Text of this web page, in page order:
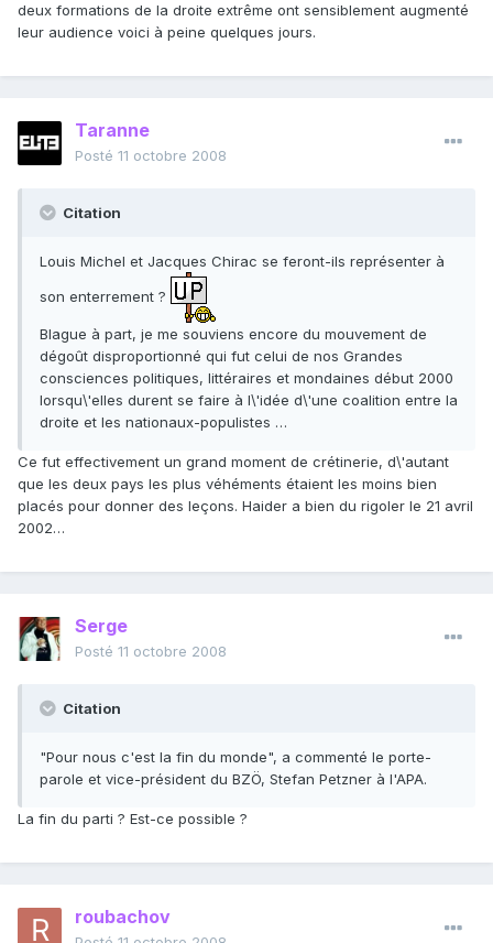
deux formations de la droite extrême ont sensiblement augmenté
leur audience voici à peine quelques jours.
Taranne
Posté 11 octobre 2008
Citation
Louis Michel et Jacques Chirac se feront-ils représenter à
son enterrement ?
Blague à part, je me souviens encore du mouvement de
dégoût disproportionné qui fut celui de nos Grandes
consciences politiques, littéraires et mondaines début 2000
lorsqu\'elles durent se faire à l\'idée d\'une coalition entre la
droite et les nationaux-populistes …
Ce fut effectivement un grand moment de crétinerie, d\'autant
que les deux pays les plus véhéments étaient les moins bien
placés pour donner des leçons. Haider a bien du rigoler le 21 avril
2002…
Serge
Posté 11 octobre 2008
Citation
"Pour nous c'est la fin du monde", a commenté le porte-
parole et vice-président du BZÖ, Stefan Petzner à l'APA.
La fin du parti ? Est-ce possible ?
roubachov